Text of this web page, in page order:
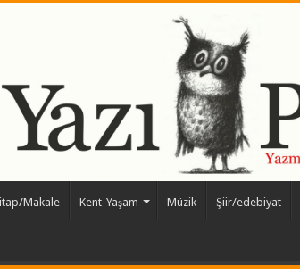
Makale Kent-Yaşam Müzik Şiir/edebiyat